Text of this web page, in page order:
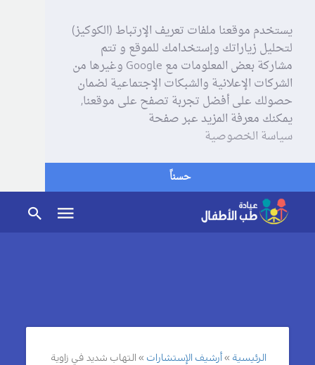
يستخدم موقعنا ملفات تعريف الإرتباط (الكوكيز)
لتحليل زياراتك وإستخدامك للموقع و تتم
مشاركة بعض المعلومات مع Google وغيرها من
الشركات الإعلانية والشبكات الإجتماعية لضمان
حصولك على أفضل تجربة تصفح على موقعنا,
يمكنك معرفة المزيد عبر صفحة
سياسة الخصوصية
حسناً
الرئيسية أرشيف الإستشارات
التهاب شديد في زاوية